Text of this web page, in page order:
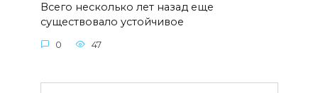
Всего несколько лет назад еще
существовало устойчивое
0 47